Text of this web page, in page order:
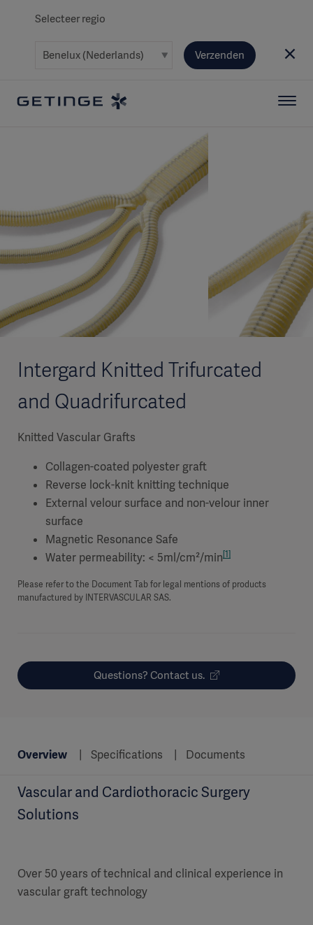
Selecteer regio
Verzenden
Intergard Knitted Trifurcated
and Quadrifurcated
Knitted Vascular Grafts
Collagen-coated polyester graft
Reverse lock-knit knitting technique
External velour surface and non-velour inner
surface
Magnetic Resonance Safe
Water permeability: < 5ml/cm²/min[1]
Please refer to the Document Tab for legal mentions of products
manufactured by INTERVASCULAR SAS.
Questions? Contact us.
Overview Specifications Documents
Vascular and Cardiothoracic Surgery
Solutions
Over 50 years of technical and clinical experience in
vascular graft technology